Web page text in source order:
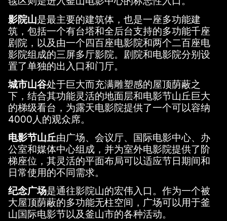
影院山是最主要的建筑体，也是一座多功能建
筑，包括一个有台塔和全后台支持的多功能千座
剧院，以及由一个四百座电影院和两个二百座电
影院组成的三屏多厅影院。剧院和电影院分别设
置了单独的出入口和门厅。
城市山谷处于巨大而充满雕塑感的屋顶荫蔽之
下，结合其功能灵活的地面层和电影节山丘巨大
的梯级看台，为露天电影院提供了一个可以容纳
4000人的观众席。
电影节山丘由广场、会议厅、国际电影中心、办
公室和媒体中心组成，并为室外电影院提供了阶
梯座位，其灵活的平面布局可以适应节日期间和
日常使用的不同需求。
纪念广场是通往影院山的宏伟入口。作为一个被
大屋顶荫蔽的多功能无柱空间，广场可以用于釜
山国际电影节以及釜山市的各种活动。